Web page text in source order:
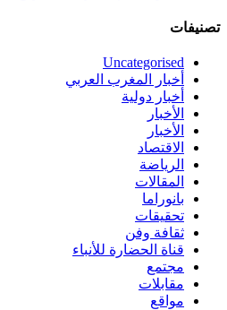
تصنيفات
Uncategorised
أخبار المغرب العربي
أخبار دولية
الأخبار
الأخبار
الاقتصاد
الرياضة
المقالات
بانوراما
تحقيقات
ثقافة وفن
قناة الحضارة للأنباء
مجتمع
مقابلات
مواقع